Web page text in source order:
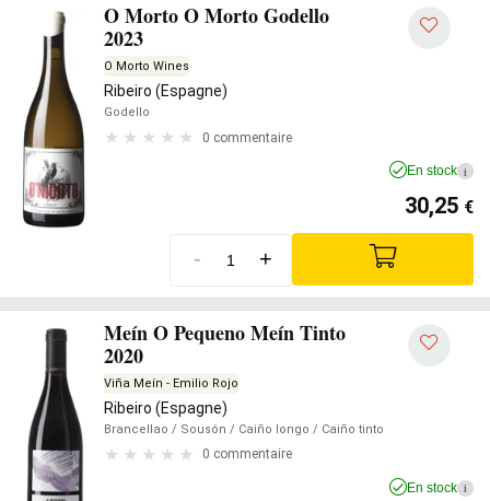
O Morto O Morto Godello
2023
O Morto Wines
Ribeiro (Espagne)
Godello
0 commentaire
En stock i
30,25 €
- +
Meín O Pequeno Meín Tinto
2020
Viña Meín - Emilio Rojo
Ribeiro (Espagne)
Brancellao / Sousón / Caiño longo / Caiño tinto
0 commentaire
En stock i